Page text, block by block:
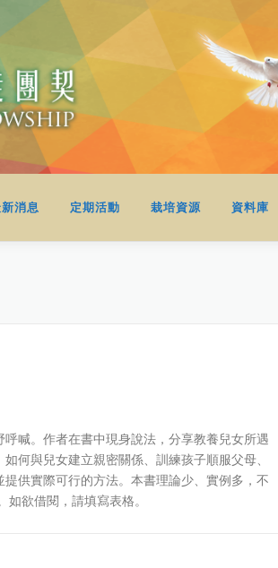
消息 定期活動 栽培資源 資料庫
喊。作者在書中現身說法，分享教養兒女所遇
何與兒女建立親密關係、訓練孩子順服父母、
供實際可行的方法。本書理論少、實例多，不
欲借閱，請填寫表格。